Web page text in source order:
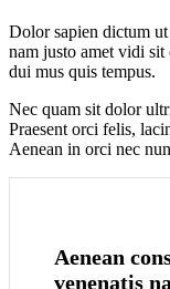
Dolor sapien dictum
nam justo amet vidi
dui mus quis tempus.
Nec quam sit dolor
Praesent orci felis,
Aenean in orci nec
Aenean
venenatis